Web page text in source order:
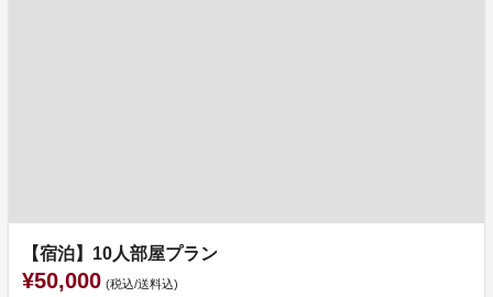
【宿泊】10人部屋プラン
¥50,000 (税込/送料込)